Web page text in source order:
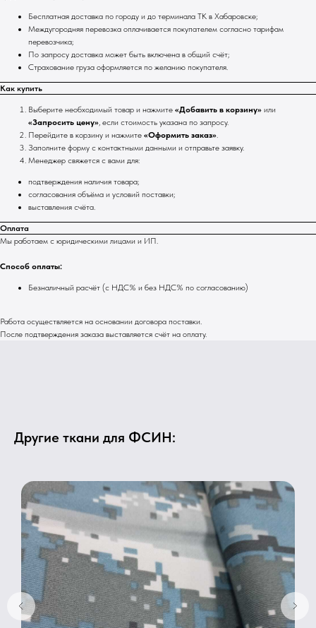
Бесплатная доставка по городу и до терминала ТК в Хабаровске;
Междугородняя перевозка оплачивается покупателем согласно тарифам
перевозчика;
По запросу доставка может быть включена в общий счёт;
Страхование груза оформляется по желанию покупателя.
Как купить
Выберите необходимый товар и нажмите «Добавить в корзину» или
«Запросить цену», если стоимость указана по запросу.
Перейдите в корзину и нажмите «Оформить заказ».
Заполните форму с контактными данными и отправьте заявку.
Менеджер свяжется с вами для:
подтверждения наличия товара;
согласования объёма и условий поставки;
выставления счёта.
Оплата
Мы работаем с юридическими лицами и ИП.
Способ оплаты:
Безналичный расчёт (с НДС% и без НДС% по согласованию)
Работа осуществляется на основании договора поставки.
После подтверждения заказа выставляется счёт на оплату.
Другие ткани для ФСИН: